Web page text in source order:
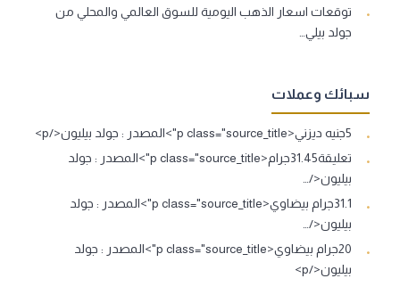
توقعات اسعار الذهب اليومية للسوق العالمي والمحلي من
جولد بيلي…
سبائك وعملات
5جنيه ديزني<p class="source_title">المصدر : جولد بيليون</p>
تعليقة31.45جرام<p class="source_title">المصدر : جولد
بيليون</…
31.1جرام بيضاوي<p class="source_title">المصدر : جولد
بيليون</…
20جرام بيضاوي<p class="source_title">المصدر : جولد
بيليون</p>